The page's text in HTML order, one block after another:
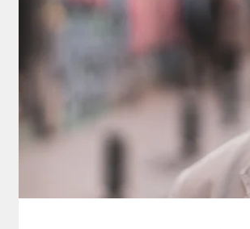
verlag
unterstützen
genossenschaft